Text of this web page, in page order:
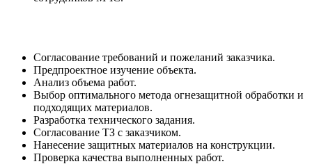
Согласование требований и пожеланий заказчика.
Предпроектное изучение объекта.
Анализ объема работ.
Выбор оптимального метода огнезащитной обработки и
подходящих материалов.
Разработка технического задания.
Согласование ТЗ с заказчиком.
Нанесение защитных материалов на конструкции.
Проверка качества выполненных работ.